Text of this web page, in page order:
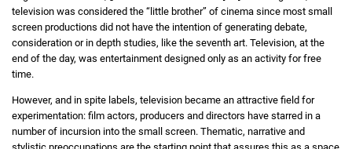
television was considered the “little brother” of cinema since most small
screen productions did not have the intention of generating debate,
consideration or in depth studies, like the seventh art. Television, at the
end of the day, was entertainment designed only as an activity for free
time.
However, and in spite labels, television became an attractive field for
experimentation: film actors, producers and directors have starred in a
number of incursion into the small screen. Thematic, narrative and